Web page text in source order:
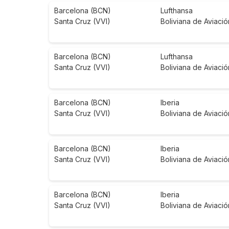
Barcelona (BCN)
Santa Cruz (VVI)
Lufthansa
Boliviana de
Barcelona (BCN)
Santa Cruz (VVI)
Lufthansa
Boliviana de
Barcelona (BCN)
Santa Cruz (VVI)
Iberia
Boliviana de
Barcelona (BCN)
Santa Cruz (VVI)
Iberia
Boliviana de
Barcelona (BCN)
Santa Cruz (VVI)
Iberia
Boliviana de